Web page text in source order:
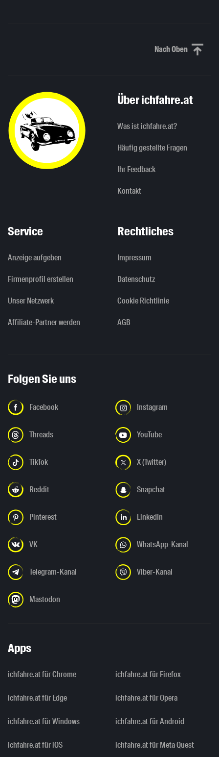
Nach ObenNach oben
Über ichfahre.at
Was ist ichfahre.at?
Häufig gestellte Fragen
Ihr Feedback
Kontakt
Service
Anzeige aufgeben
Firmenprofil erstellen
Unser Netzwerk
Affiliate-Partner werden
Rechtliches
Impressum
Datenschutz
Cookie Richtlinie
AGB
Folgen Sie uns
Facebook Instagram
Threads YouTube
TikTok X (Twitter)
Reddit Snapchat
Pinterest LinkedIn
VK WhatsApp-Kanal
Telegram-Kanal Viber-Kanal
Mastodon
Apps
ichfahre.at für Chrome ichfahre.at für Firefox
ichfahre.at für Edge ichfahre.at für Opera
ichfahre.at für Windows ichfahre.at für Android
ichfahre.at für iOS ichfahre.at für Meta Quest